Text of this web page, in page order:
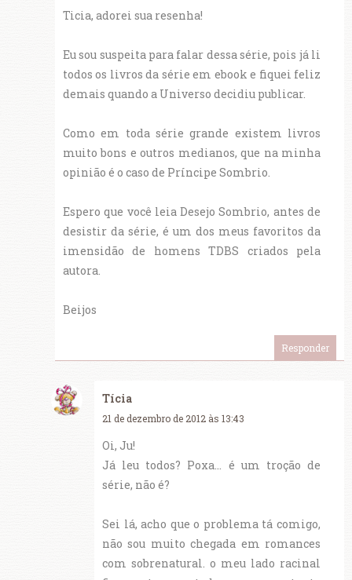
Ticia, adorei sua resenha!
Eu sou suspeita para falar dessa série, pois já li
todos os livros da série em ebook e fiquei feliz
demais quando a Universo decidiu publicar.
Como em toda série grande existem livros
muito bons e outros medianos, que na minha
opinião é o caso de Príncipe Sombrio.
Espero que você leia Desejo Sombrio, antes de
desistir da série, é um dos meus favoritos da
imensidão de homens TDBS criados pela
autora.
Beijos
Responder
Tícia
21 de dezembro de 2012 às 13:43
Oi, Ju!
Já leu todos? Poxa... é um troção de
série, não é?
Sei lá, acho que o problema tá comigo,
não sou muito chegada em romances
com sobrenatural. o meu lado racinal